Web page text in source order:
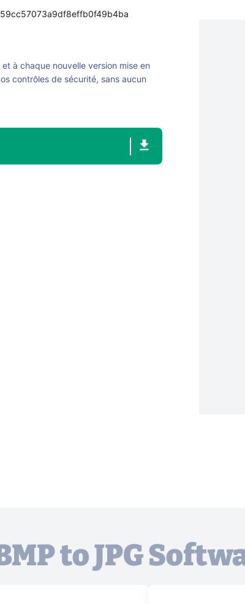
à chaque nouvelle version mise en
contrôles de sécurité, sans aucun
to JPG